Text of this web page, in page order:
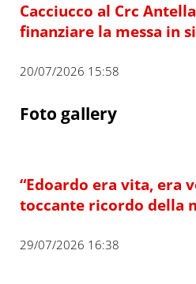
Cacciucco al Crc
finanziare la messa in
20/07/2026 15:58
Foto gallery
“Edoardo era vita, era
toccante ricordo della
29/07/2026 16:38